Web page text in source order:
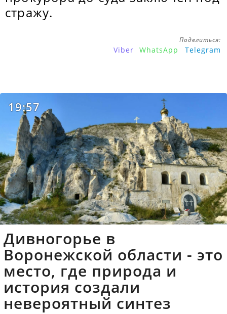
стражу.
Поделиться:
Viber WhatsApp Telegram
19:57
Дивногорье в
Воронежской области - это
место, где природа и
история создали
невероятный синтез